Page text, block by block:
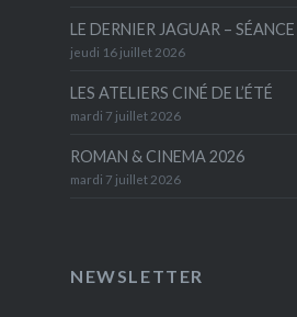
LE DERNIER JAGUAR –
jeudi 16 juillet 2026
LES ATELIERS CINÉ DE L’ÉTÉ
mardi 7 juillet 2026
ROMAN & CINEMA 2026
mardi 7 juillet 2026
NEWSLETTER